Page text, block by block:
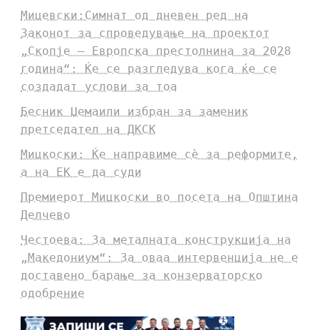
Мицевски:Симнат од дневен ред на
Законот за спроведување на проектот
„Скопје – Европска престолнина за 2028
година“: Ќе се разгледува кога ќе се
создадат услови за тоа
Бесник Џемаили избран за заменик
претседател на ДКСК
Мицкоски: Ќе направиме сè за реформите,
а на ЕК е да суди
Премиерот Мицкоски во посета на Општина
Делчево
Честоева: За металната конструкција на
„Македониум“: За оваа интервенција не е
доставено барање за конзерваторско
одобрение